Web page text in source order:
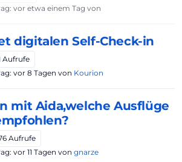
vor etwa einem Tag von
digitalen Self-Check-in
Aufrufe
vor 8 Tagen von Kourion
mit Aida,welche Ausflüge
Aufrufe
vor 11 Tagen von gnarze